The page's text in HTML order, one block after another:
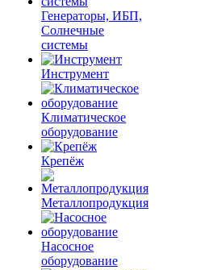
Генераторы, ИБП,
Солнечные
системы
Инструмент
Климатическое
оборудование
Крепёж
Металлопродукция
Насосное
оборудование